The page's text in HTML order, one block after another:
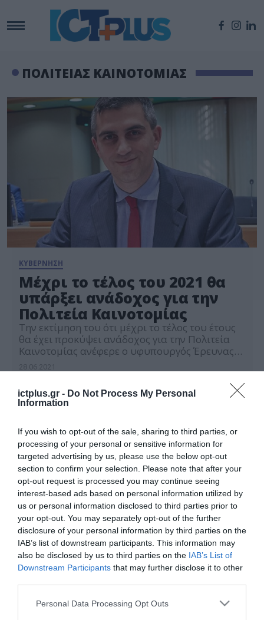
ictplus.gr - Do Not Process My Personal
Information
If you wish to opt-out of the sale, sharing to third parties, or
processing of your personal or sensitive information for
targeted advertising by us, please use the below opt-out
section to confirm your selection. Please note that after your
opt-out request is processed you may continue seeing
interest-based ads based on personal information utilized by
us or personal information disclosed to third parties prior to
your opt-out. You may separately opt-out of the further
disclosure of your personal information by third parties on the
IAB’s list of downstream participants. This information may
also be disclosed by us to third parties on the IAB’s List of
Downstream Participants that may further disclose it to other
Please note that this website/app uses one or more Google
Personal Data Processing Opt Outs
ΠΟΛΙΤΕΙΑΣ ΚΑΙΝΟΤΟΜΙΑΣ
ΚΥΒΕΡΝΗΣΗ
Μέχρι το τέλος του 2021 θα
υπάρξει ανάδοχος για την
Πολιτεία Καινοτομίας
Την εκτίμηση του ότι μέχρι το τέλος του έτους
θα έχει προκύψει ανάδοχος για την Πολιτεία
Καινοτομίας ανέφερε ο υφυπουργός Έρευνας
του. Όπως ανέφερε ο υφυπουργός: “Τον
Απρίλιο ολοκληρώθηκε η διαδικασία
εκδήλωσης ενδιαφέροντος του διεθνούς
δημόσιου διαγωνισμού και από την
τέσσερα επενδυτικά σχήματα που
συμπεριλαμβάνουν […]